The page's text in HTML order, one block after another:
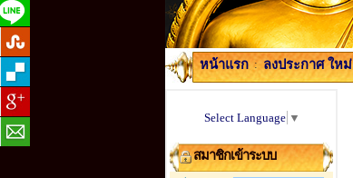
หน้าแรก : ลงประกาศ ใหม่
Select Language ▼
สมาชิกเข้าระบบ